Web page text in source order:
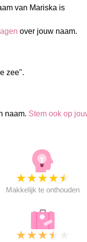
van Mariska is
over jouw naam.
zee".
naam. Stem ook op
★★★★★
Makkelijk te onthouden
★★★★